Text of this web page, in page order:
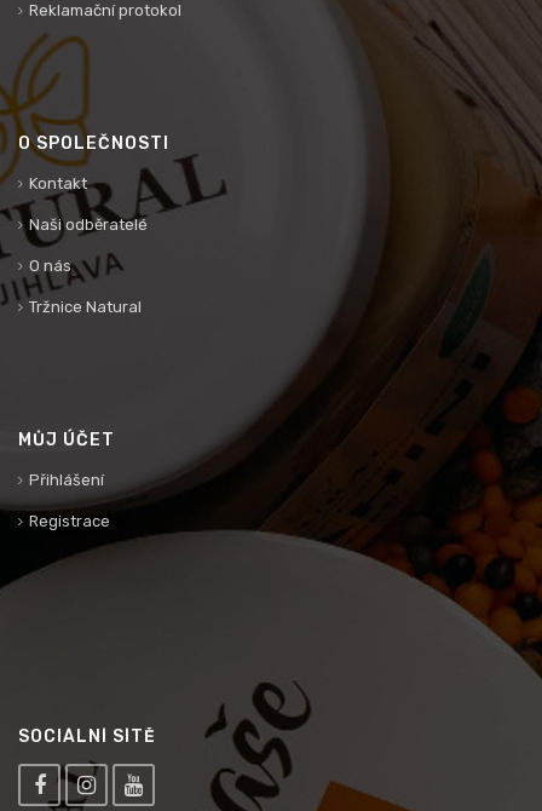
Reklamační protokol
O SPOLEČNOSTI
Kontakt
Naši odběratelé
O nás
Tržnice Natural
MŮJ ÚČET
Přihlášení
Registrace
SOCIÁLNÍ SÍTĚ